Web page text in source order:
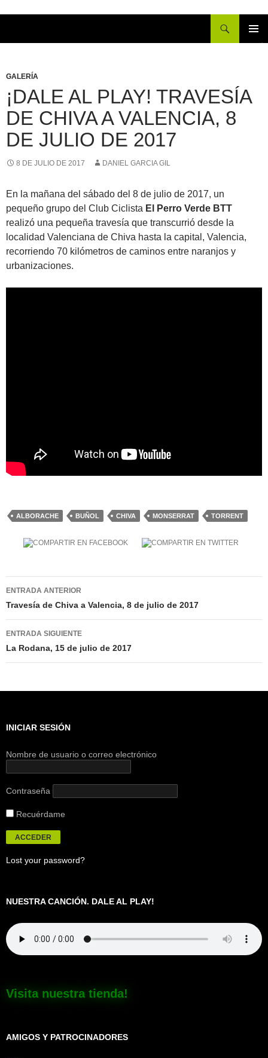
GALERÍA
¡DALE AL PLAY! TRAVESÍA
DE CHIVA A VALENCIA, 8
DE JULIO DE 2017
8 DE JULIO DE 2017 DANIEL GARCIA GIL
En la mañana del sábado del 8 de julio de 2017, un
pequeño grupo del Club Ciclista El Perro Verde BTT
realizó una pequeña travesía que transcurrió desde la
localidad Valenciana de Chiva hasta la capital, Valencia,
recorriendo 70 kilómetros de caminos entre naranjos y
urbanizaciones.
ALBORACHE BUÑOL CHIVA MONSERRAT TORRENT
Navegación
de
entradas
ENTRADA ANTERIOR
Travesía de Chiva a Valencia, 8 de julio de 2017
ENTRADA SIGUIENTE
La Rodana, 15 de julio de 2017
INICIAR SESIÓN
Nombre de usuario o correo electrónico
Contraseña
Recuérdame
Lost your password?
NUESTRA CANCIÓN. DALE AL PLAY!
Visita nuestra tienda!
AMIGOS Y PATROCINADORES